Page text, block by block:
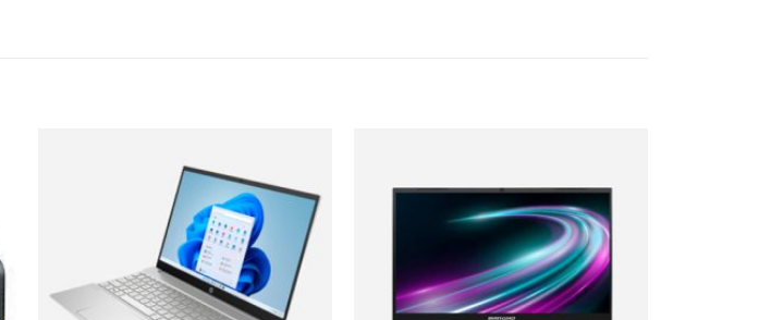
Añadir
a la
lista de
deseos
Añadir
a la
lista de
deseos